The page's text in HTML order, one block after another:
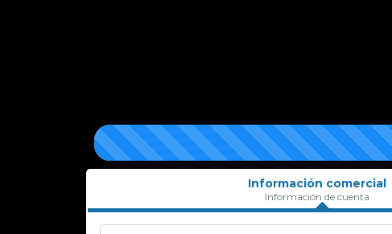
Información comercial
Información de cuenta